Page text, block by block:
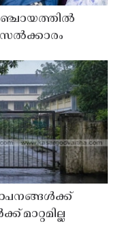
മാറ്റമില്ല